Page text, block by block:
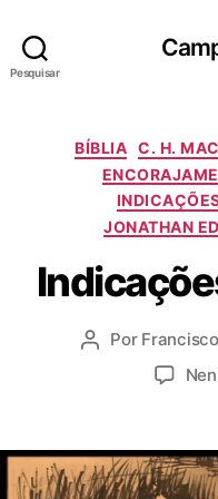
Pesquisar
BÍBLIA C. H.
JONATHAN
A
d
o
Por